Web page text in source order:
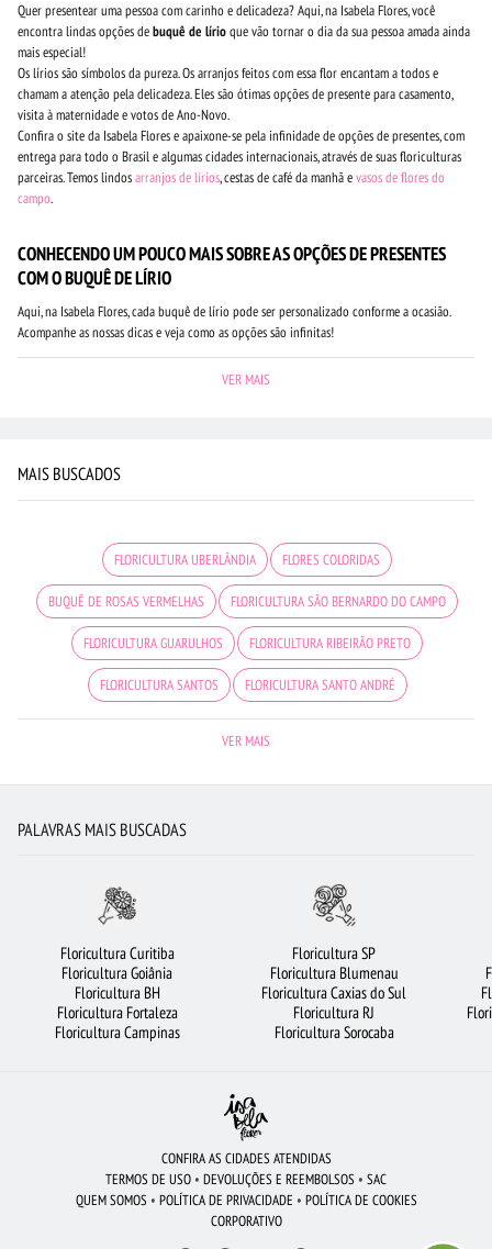
Quer presentear uma pessoa com carinho e delicadeza? Aqui, na Isabela Flores, você
encontra lindas opções debuquê de lírioque vão tornar o dia da sua pessoa amada ainda
mais especial!
Os lírios são símbolos da pureza. Os arranjos feitos com essa flor encantam a todos e
chamam a atenção pela delicadeza. Eles são ótimas opções de presente para casamento,
visita à maternidade e votos de Ano-Novo.
Confira o site da Isabela Flores e apaixone-se pela infinidade de opções de presentes, com
entrega para todo o Brasil e algumas cidades internacionais, através de suas floriculturas
parceiras. Temos lindosarranjos de lírios, cestas de café da manhã evasos de flores do
campo.
CONHECENDO UM POUCO MAIS SOBRE AS OPÇÕES DE PRESENTES
COM O BUQUÊ DE LÍRIO
Aqui, na Isabela Flores, cada buquê de lírio pode ser personalizado conforme a ocasião.
Acompanhe as nossas dicas e veja como as opções são infinitas!
VER MAIS
MAIS BUSCADOS
FLORICULTURA UBERLÂNDIA FLORES COLORIDAS
BUQUÊ DE ROSAS VERMELHAS FLORICULTURA SÃO BERNARDO DO CAMPO
FLORICULTURA GUARULHOS FLORICULTURA RIBEIRÃO PRETO
FLORICULTURA SANTOS FLORICULTURA SANTO ANDRÉ
FLORICULTURA OSASCO COROA DE FLORES
FLORICULTURA PORTO ALEGRE FLORICULTURA SP ROSAS VERMELHAS
FLORICULTURA SALVADOR FLORICULTURA RJ ROSAS
RAMALHETE DE FLORES
FLORICULTURA NITERÓI ORQUÍDEAS FLORICULTURA BRASÍLIA
FLORES VERMELHAS
VER MAIS
PALAVRAS MAIS BUSCADAS
Floricultura Curitiba
Floricultura Goiânia
Floricultura BH
Floricultura Fortaleza
Floricultura Campinas
Floricultura SP
Floricultura Blumenau
Floricultura Caxias do Sul
Floricultura RJ
Floricultura Sorocaba
CONFIRA AS CIDADES ATENDIDAS
TERMOS DE USO • DEVOLUÇÕES E REEMBOLSOS • SAC
QUEM SOMOS • POLÍTICA DE PRIVACIDADE • POLÍTICA DE COOKIES
CORPORATIVO